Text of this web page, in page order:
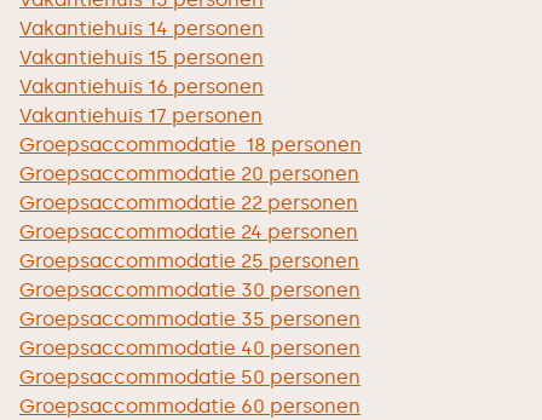
Vakantiehuis 14 personen
Vakantiehuis 15 personen
Vakantiehuis 16 personen
Vakantiehuis 17 personen
Groepsaccommodatie 18 personen
Groepsaccommodatie 20 personen
Groepsaccommodatie 22 personen
Groepsaccommodatie 24 personen
Groepsaccommodatie 25 personen
Groepsaccommodatie 30 personen
Groepsaccommodatie 35 personen
Groepsaccommodatie 40 personen
Groepsaccommodatie 50 personen
Groepsaccommodatie 60 personen